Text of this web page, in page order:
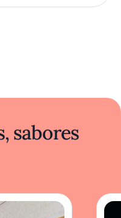
sabores